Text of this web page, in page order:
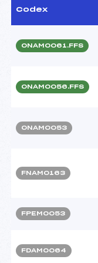
Codex
ONAM0061.FFS
ONAM0056.FFS
ONAM0053
FNAM0163
FPEM0053
FDAM0064